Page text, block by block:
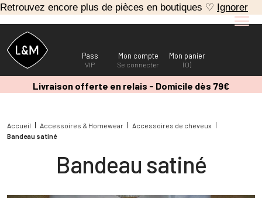
Retrouvez encore plus de pièces en boutiques ♡ Ignorer
Pass
VIP
Mon compte
Se connecter
Mon panier
(0)
Livraison offerte en relais - Domicile dès 79€
Accueil Accessoires & Homewear
Accessoires de cheveux
Bandeau satiné
Bandeau satiné